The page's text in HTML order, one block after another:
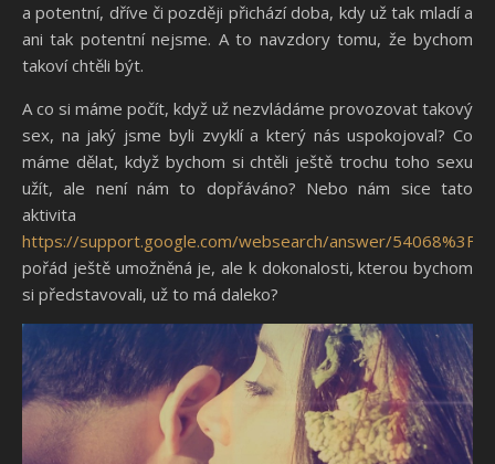
a potentní, dříve či později přichází doba, kdy už tak mladí a
ani tak potentní nejsme. A to navzdory tomu, že bychom
takoví chtěli být.
A co si máme počít, když už nezvládáme provozovat takový
sex, na jaký jsme byli zvyklí a který nás uspokojoval? Co
máme dělat, když bychom si chtěli ještě trochu toho sexu
užít, ale není nám to dopřáváno? Nebo nám sice tato
aktivita
https://support.google.com/websearch/answer/
pořád ještě umožněná je, ale k dokonalosti, kterou bychom
si představovali, už to má daleko?